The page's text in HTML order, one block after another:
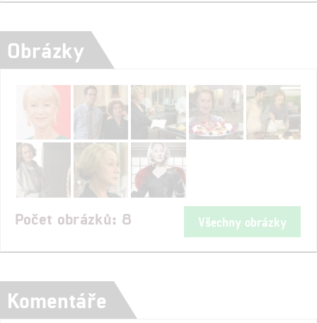
Obrázky
Počet obrázků: 8 Všechny obrázky
Komentáře